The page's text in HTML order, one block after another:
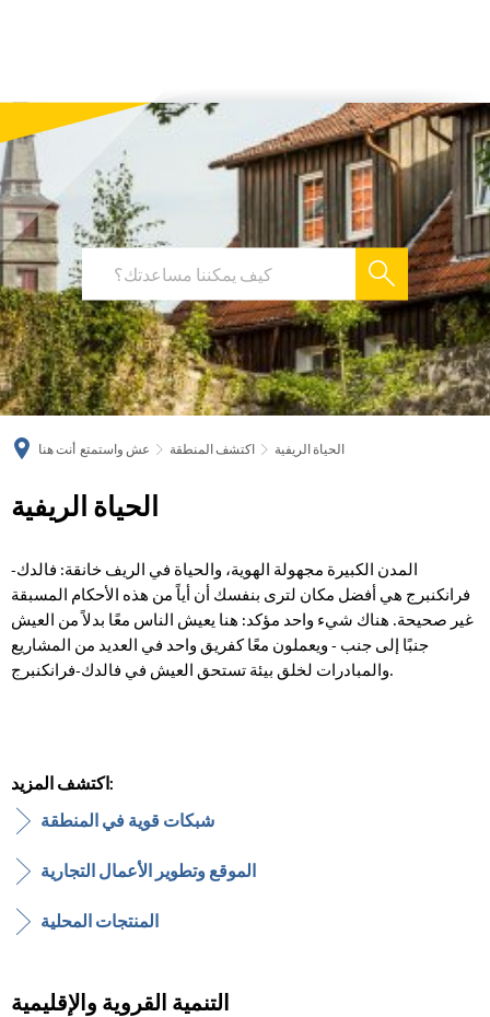
deutsch
أنت هنا عش واستمتع اكتشف المنطقة الحياة الريفية
الحياة
الحياة الريفية
المدن الكبيرة مجهولة الهوية، والحياة في الريف خانقة: فالدك-
فرانكنبرج هي أفضل مكان لترى بنفسك أن أياً من هذه الأحكام المسبقة
غير صحيحة. هناك شيء واحد مؤكد: هنا يعيش الناس معًا بدلاً من العيش
جنبًا إلى جنب - ويعملون معًا كفريق واحد في العديد من المشاريع
والمبادرات لخلق بيئة تستحق العيش في فالدك-فرانكنبرج.
اكتشف المزيد:
شبكات قوية في المنطقة
الموقع وتطوير الأعمال التجارية
المنتجات المحلية
التنمية القروية والإقليمية